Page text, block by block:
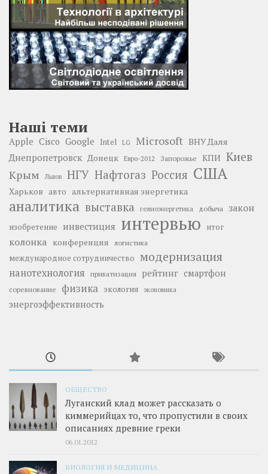
Наші теми
Apple Cisco Google Intel LG Microsoft ВНУ Даля
Днепропетровск Донецк Евро-2012 Запорожье КПИ Киев
Крым Львов НГУ Нафтогаз Россия США
Харьков авто альтернативная энергетика
аналитика выставка гелиоэнергетика добыча закон
изобретение инвестиция интервью итог
колонка конференция логистика
международное сотрудничество модернизация
нанотехнология приватизация рейтинг смартфон
соревнование физика экология экономика
энергоэффективность
ОБЩЕСТВО
Луганский клад может рассказать о
киммерийцах то, что пропустили в своих
описаниях древние греки
06.01.2012
БИОЛОГИЯ И МЕДИЦИНА